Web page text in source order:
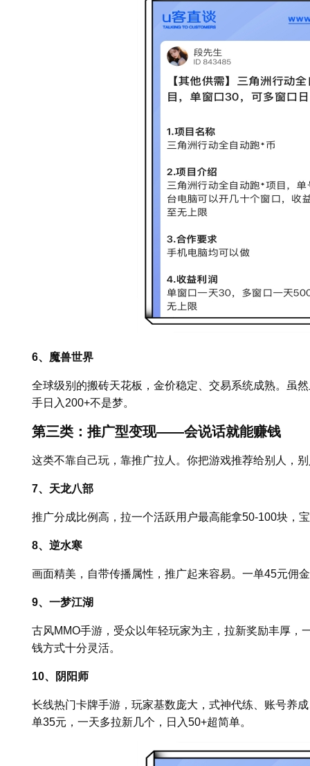
6、魔兽世界
全球级别的搬砖天花板，金价稳定、交易系统成熟。虽
手日入200+不是梦。
第三类：推广型变现——会说话就能赚钱
这类不靠自己玩，靠推广拉人。你把游戏推荐给别人，
7、天龙八部
推广分成比例高，拉一个活跃用户最高能拿50-100块，
8、逆水寒
画面精美，自带传播属性，推广起来容易。一单45元佣
9、一梦江湖
古风MMO手游，受众以年轻玩家为主，拉新奖励丰厚，
钱方式十分灵活。
10、阴阳师
长线热门卡牌手游，玩家基数庞大，式神代练、账号养
单35元，一天多拉新几个，日入50+超简单。